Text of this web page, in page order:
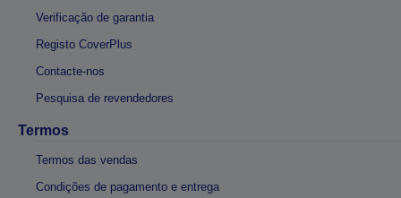
Verificação de garantia
Registo CoverPlus
Contacte-nos
Pesquisa de revendedores
Termos
Termos das vendas
Condições de pagamento e entrega